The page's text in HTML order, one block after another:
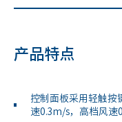
产品特点
控制面板采用轻触按
速0.3m/s，高档风速